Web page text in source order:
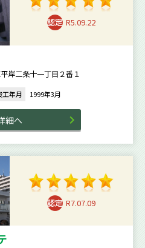
R5.09.22
岸二条十一丁目２番１
工年月 1999年3月
細へ
R7.07.09